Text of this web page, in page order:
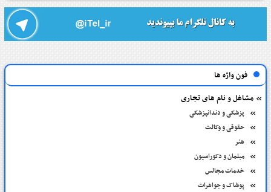
فون واژه ها
مشاغل و نام های تجاری
پزشکی و دندانپزشکی
حقوقی و وکالت
هنر
مبلمان و دکوراسیون
خدمات مجالس
پوشاک و جواهرات